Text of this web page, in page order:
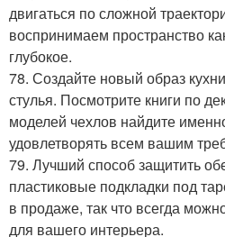
двигаться по сложной
воспринимаем пространство
глубокое.
78. Создайте новый образ
стулья. Посмотрите книги по
моделей чехлов найдите
удовлетворять всем вашим
79. Лучший способ защитить
пластиковые подкладки под
в продаже, так что всегда
для вашего интерьера.